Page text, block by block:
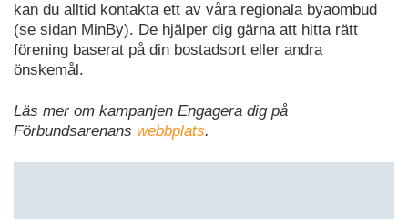
kan du alltid kontakta ett av våra regionala byaombud
(se sidan MinBy). De hjälper dig gärna att hitta rätt
förening baserat på din bostadsort eller andra
önskemål.
Läs mer om kampanjen Engagera dig på
Förbundsarenans webbplats.